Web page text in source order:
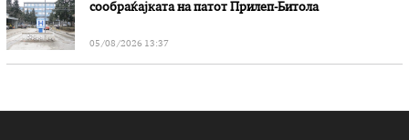
сообраќајката на патот Прилеп-Битола
05/08/2026 13:37